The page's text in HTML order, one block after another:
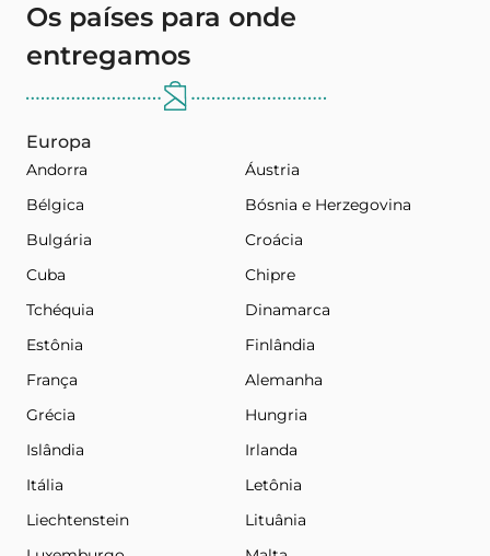
Os países para onde
entregamos
Europa
Andorra
Áustria
Bélgica
Bósnia e Herzegovina
Bulgária
Croácia
Cuba
Chipre
Tchéquia
Dinamarca
Estônia
Finlândia
França
Alemanha
Grécia
Hungria
Islândia
Irlanda
Itália
Letônia
Liechtenstein
Lituânia